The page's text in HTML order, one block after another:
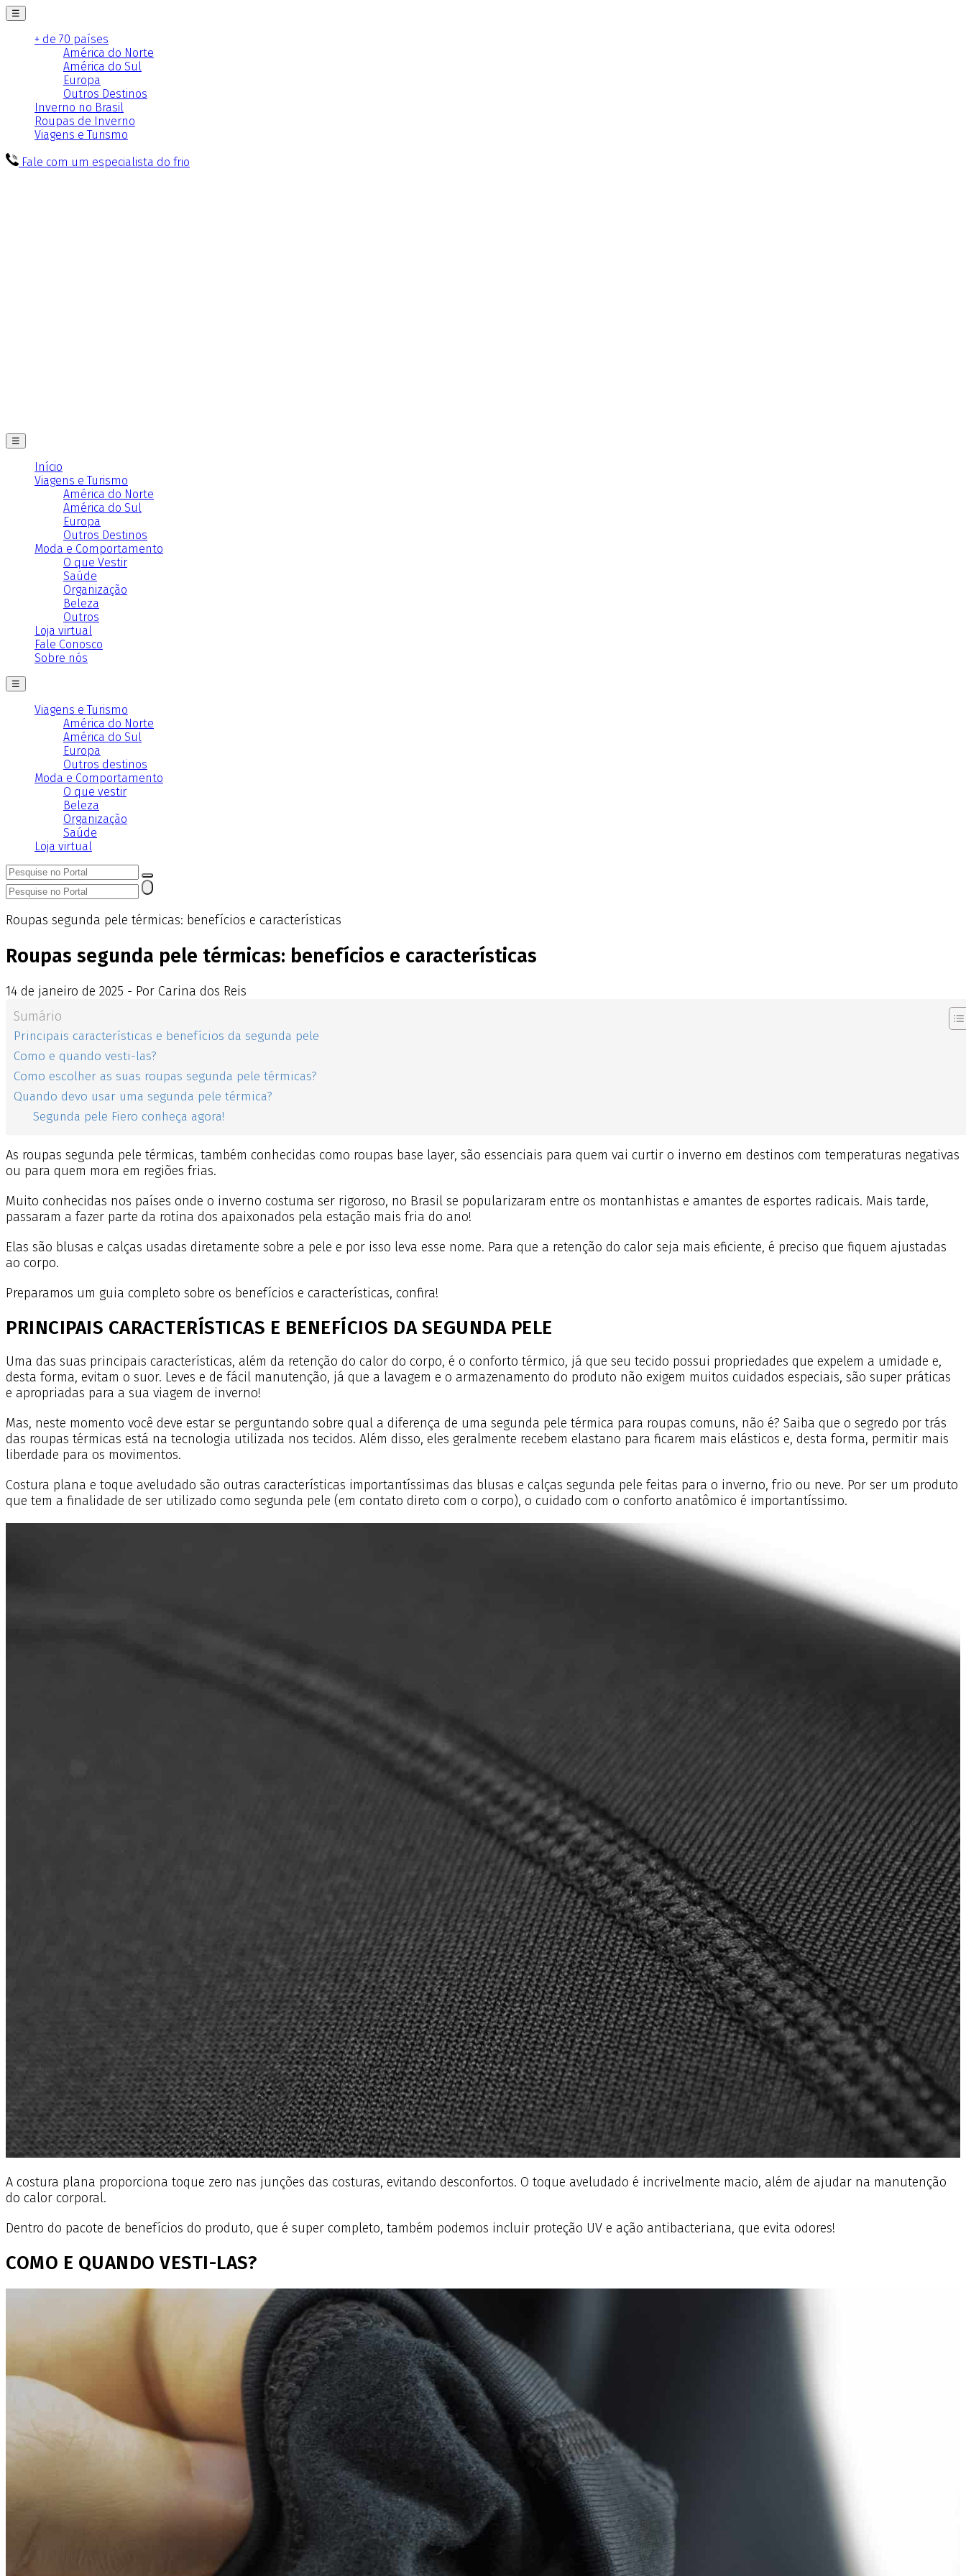
☰
+ de 70 países
América do Norte
América do Sul
Europa
Outros Destinos
Inverno no Brasil
Roupas de Inverno
Viagens e Turismo
Fale com um especialista do frio
☰
Início
Viagens e Turismo
América do Norte
América do Sul
Europa
Outros Destinos
Moda e Comportamento
O que Vestir
Saúde
Organização
Beleza
Outros
Loja virtual
Fale Conosco
Sobre nós
☰
Viagens e Turismo
América do Norte
América do Sul
Europa
Outros destinos
Moda e Comportamento
O que vestir
Beleza
Organização
Saúde
Loja virtual
Roupas segunda pele térmicas: benefícios e características
Roupas segunda pele térmicas: benefícios e características
14 de janeiro de 2025 - Por Carina dos Reis
Sumário
Principais características e benefícios da segunda pele
Como e quando vesti-las?
Como escolher as suas roupas segunda pele térmicas?
Quando devo usar uma segunda pele térmica?
Segunda pele Fiero conheça agora!
As roupas segunda pele térmicas, também conhecidas como roupas base layer, são essenciais para quem vai curtir o inverno em destinos com temperaturas negativas
ou para quem mora em regiões frias.
Muito conhecidas nos países onde o inverno costuma ser rigoroso, no Brasil se popularizaram entre os montanhistas e amantes de esportes radicais. Mais tarde,
passaram a fazer parte da rotina dos apaixonados pela estação mais fria do ano!
Elas são blusas e calças usadas diretamente sobre a pele e por isso leva esse nome. Para que a retenção do calor seja mais eficiente, é preciso que fiquem ajustadas
ao corpo.
Preparamos um guia completo sobre os benefícios e características, confira!
PRINCIPAIS CARACTERÍSTICAS E BENEFÍCIOS DA SEGUNDA PELE
Uma das suas principais características, além da retenção do calor do corpo, é o conforto térmico, já que seu tecido possui propriedades que expelem a umidade e,
desta forma, evitam o suor. Leves e de fácil manutenção, já que a lavagem e o armazenamento do produto não exigem muitos cuidados especiais, são super práticas
e apropriadas para a sua viagem de inverno!
Mas, neste momento você deve estar se perguntando sobre qual a diferença de uma segunda pele térmica para roupas comuns, não é? Saiba que o segredo por trás
das roupas térmicas está na tecnologia utilizada nos tecidos. Além disso, eles geralmente recebem elastano para ficarem mais elásticos e, desta forma, permitir mais
liberdade para os movimentos.
Costura plana e toque aveludado são outras características importantíssimas das blusas e calças segunda pele feitas para o inverno, frio ou neve. Por ser um produto
que tem a finalidade de ser utilizado como segunda pele (em contato direto com o corpo), o cuidado com o conforto anatômico é importantíssimo.
A costura plana proporciona toque zero nas junções das costuras, evitando desconfortos. O toque aveludado é incrivelmente macio, além de ajudar na manutenção
do calor corporal.
Dentro do pacote de benefícios do produto, que é super completo, também podemos incluir proteção UV e ação antibacteriana, que evita odores!
COMO E QUANDO VESTI-LAS?